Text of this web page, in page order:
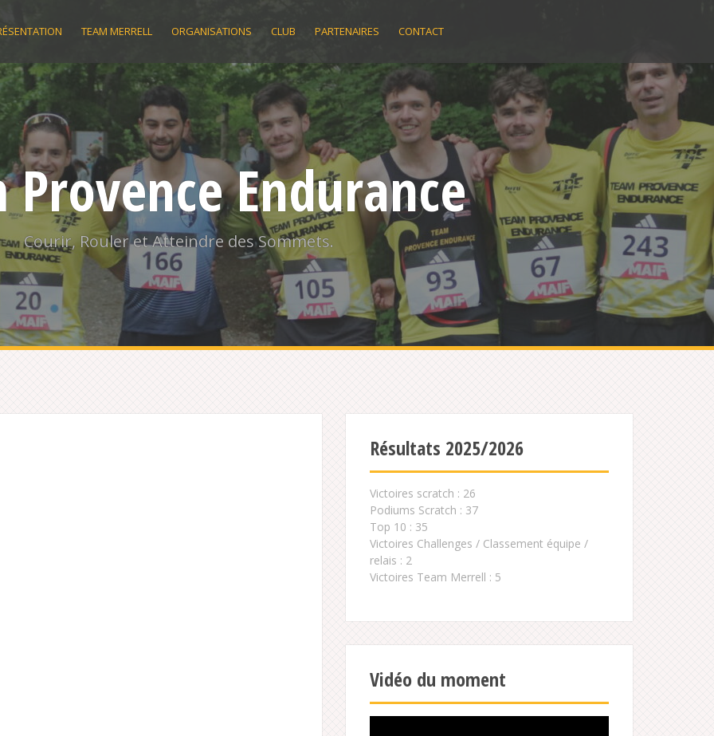
TEAM MERRELL ORGANISATIONS CLUB PARTENAIRES CONTACT
Provence Endurance
Courir, Rouler et Atteindre des Sommets.
Résultats 2025/2026
Victoires scratch : 26
Podiums Scratch : 37
Top 10 : 35
Victoires Challenges / Classement équipe /
relais : 2
Victoires Team Merrell : 5
Vidéo du moment